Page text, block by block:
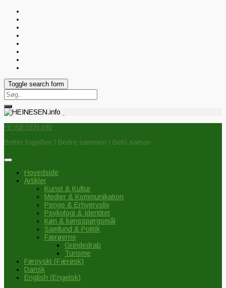
Toggle search form
Search
for:
HEINESEN.info
Better together / Bedre sammen / Betri saman
Hovedside
Artikler
Kunst & Kultur
Medier & Kommunikation
Penge & Erhvervsliv
Psykologi & Identitet
Køn & kønsspørgsmål
Samfund & Politik
Færøerne
Grindedrab
Turisme
Føroyskt (Færøsk)
Dansk
English (Engelsk)